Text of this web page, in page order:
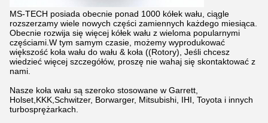
MS-TECH posiada obecnie ponad 1000 kółek wału, ciągle
rozszerzamy wiele nowych części zamiennych każdego miesiąca.
Obecnie rozwija się więcej kółek wału z wieloma popularnymi
częściami.W tym samym czasie, możemy wyprodukować
większość koła wału do wału & koła ((Rotory), Jeśli chcesz
wiedzieć więcej szczegółów, proszę nie wahaj się skontaktować z
nami.
Nasze koła wału są szeroko stosowane w Garrett,
Holset,KKK,Schwitzer, Borwarger, Mitsubishi, IHI, Toyota i innych
turbosprężarkach.